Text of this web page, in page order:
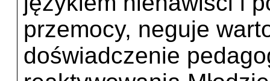
przemocy, neguje
doświadczenie